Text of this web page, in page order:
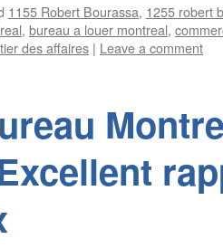
1155 Robert Bourassa, 1255 robert
, bureau a louer montreal,
des affaires | Leave a comment